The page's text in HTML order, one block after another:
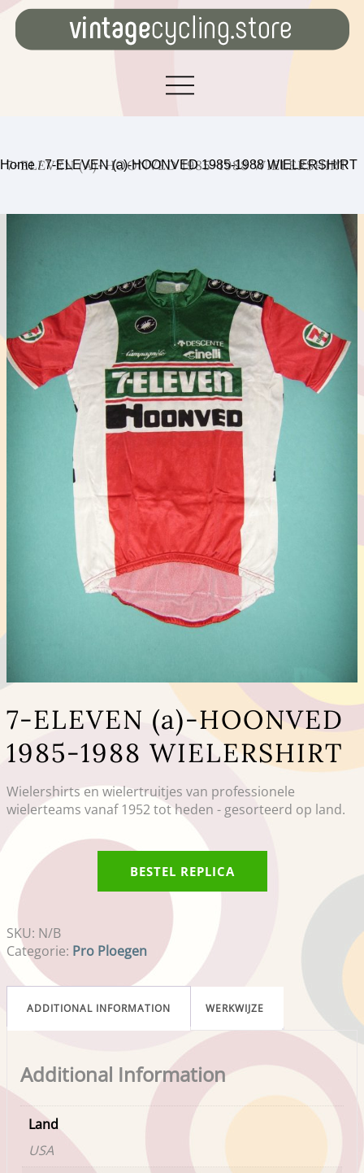
7-ELEVEN (A)-HOONVED 1985-1988 WIELERSHIRT
Home/7-ELEVEN (a)-HOONVED 1985-1988 WIELERSHIRT
7-ELEVEN (a)-HOONVED
1985-1988 WIELERSHIRT
Wielershirts en wielertruitjes van professionele
wielerteams vanaf 1952 tot heden - gesorteerd op land.
BESTEL REPLICA
SKU: N/B
Categorie: Pro Ploegen
ADDITIONAL INFORMATION WERKWIJZE
Additional Information
Land
USA